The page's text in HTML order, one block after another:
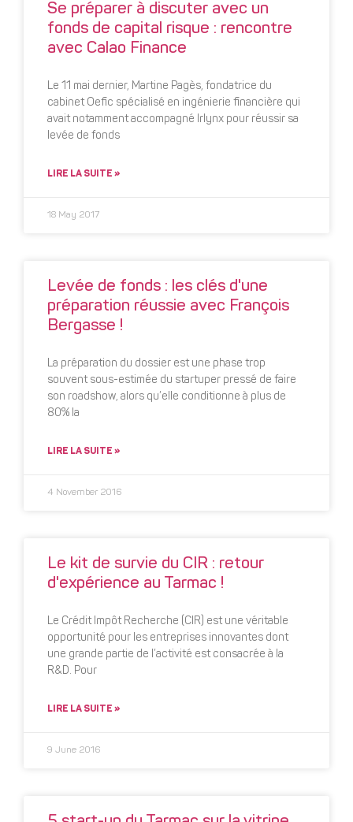
Se préparer à discuter avec un
fonds de capital risque : rencontre
avec Calao Finance
Le 11 mai dernier, Martine Pagès, fondatrice du
cabinet Oefic spécialisé en ingénierie financière qui
avait notamment accompagné Irlynx pour réussir sa
levée de fonds
LIRE LA SUITE »
18 May 2017
Levée de fonds : les clés d'une
préparation réussie avec François
Bergasse !
La préparation du dossier est une phase trop
souvent sous-estimée du startuper pressé de faire
son roadshow, alors qu’elle conditionne à plus de
80% la
LIRE LA SUITE »
4 November 2016
Le kit de survie du CIR : retour
d'expérience au Tarmac !
Le Crédit Impôt Recherche (CIR) est une véritable
opportunité pour les entreprises innovantes dont
une grande partie de l’activité est consacrée à la
R&D. Pour
LIRE LA SUITE »
9 June 2016